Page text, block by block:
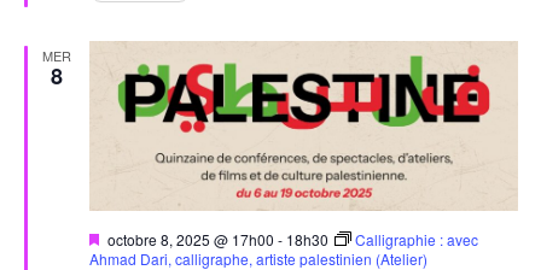
MER
8
Mis
en
octobre 8, 2025 @ 17h00 - 18h30
Calligraphie : avec
Ahmad Dari, calligraphe, artiste palestinien (Atelier)